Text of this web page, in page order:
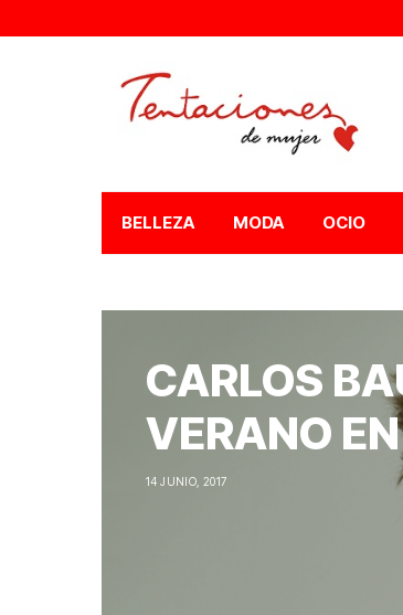
BELLEZA MODA OCIO
CARLOS
VERANO
14 JUNIO, 2017